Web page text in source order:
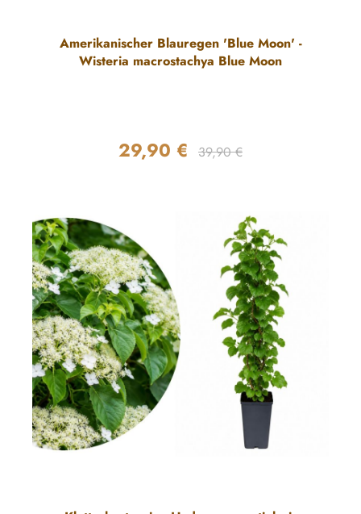
Amerikanischer Blauregen 'Blue Moon' -
Wisteria macrostachya Blue Moon
Verkaufspreis:
29,90 € Regulärer Preis:
39,90 €